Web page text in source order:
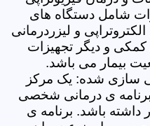
شامل دستگاه های
و لیزردرمانی
و دیگر تجهیزات
بیمار می باشد.
سازی شده: یک مرکز
برنامه ی درمانی شخصی
باشد. برنامه ی